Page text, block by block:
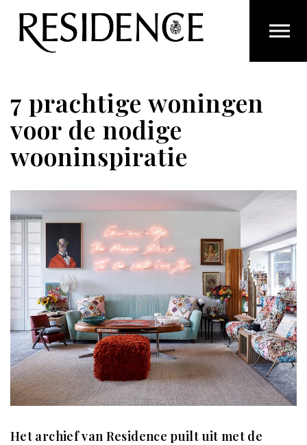
Overslaan en ga direct naar de inhoud
7 prachtige woningen
voor de nodige
wooninspiratie
Het archief van Residence puilt uit met de